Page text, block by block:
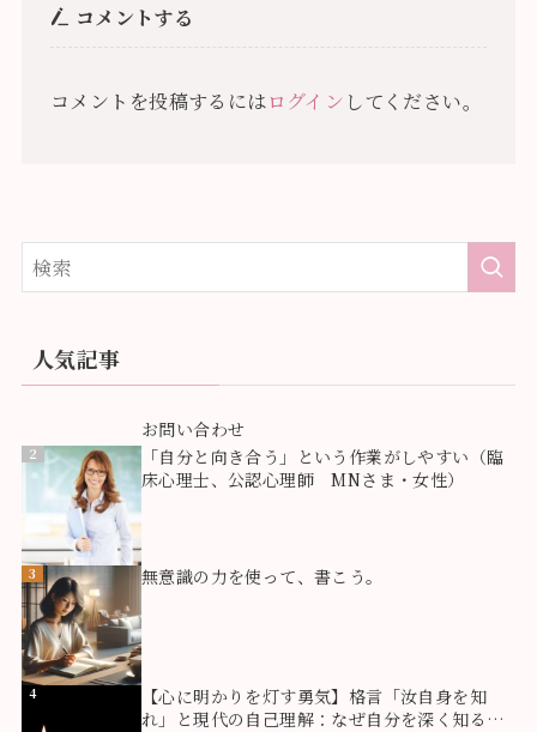
コメントする
コメントを投稿するにはログイン してください。
人気記事
お問い合わせ
2
「自分と向き合う」という作業がしやすい（臨
床心理士、公認心理師 MNさま・女性）
3 無意識の力を使って、書こう。
4
【心に明かりを灯す勇気】格言「汝自身を知
れ」と現代の自己理解：なぜ自分を深く知るこ